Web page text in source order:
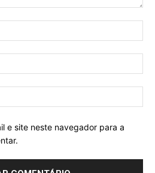
e site neste navegador para a